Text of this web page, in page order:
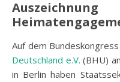
Auf dem
Deutschland e.V. (BHU)
in Berlin haben